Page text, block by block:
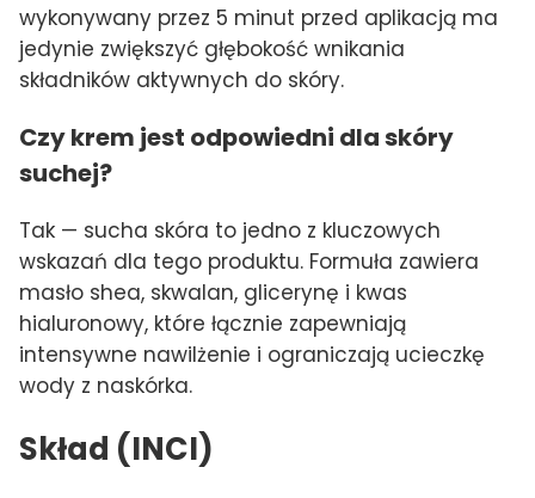
wykonywany przez 5 minut przed aplikacją ma
jedynie zwiększyć głębokość wnikania
składników aktywnych do skóry.
Czy krem jest odpowiedni dla skóry
suchej?
Tak — sucha skóra to jedno z kluczowych
wskazań dla tego produktu. Formuła zawiera
masło shea, skwalan, glicerynę i kwas
hialuronowy, które łącznie zapewniają
intensywne nawilżenie i ograniczają ucieczkę
wody z naskórka.
Skład (INCI)